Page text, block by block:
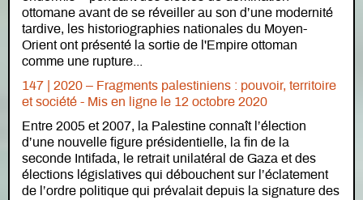
ottomane avant de se réveiller au son d’une modernité
tardive, les historiographies nationales du Moyen-
Orient ont présenté la sortie de l'Empire ottoman
comme une rupture...
147 | 2020 – Fragments palestiniens : pouvoir, territoire
et société - Mis en ligne le 12 octobre 2020
Entre 2005 et 2007, la Palestine connaît l’élection
d’une nouvelle figure présidentielle, la fin de la
seconde Intifada, le retrait unilatéral de Gaza et des
élections législatives qui débouchent sur l’éclatement
de l’ordre politique qui prévalait depuis la signature des